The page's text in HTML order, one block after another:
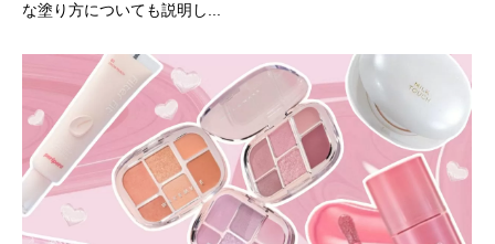
な塗り方についても説明し...